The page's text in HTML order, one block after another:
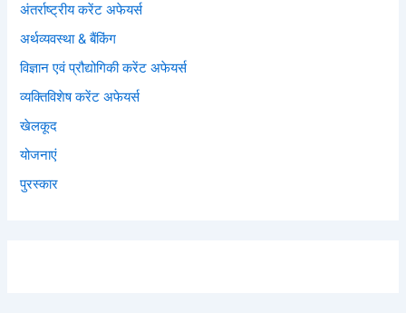
अंतर्राष्ट्रीय करेंट अफेयर्स
अर्थव्यवस्था & बैंकिंग
विज्ञान एवं प्रौद्योगिकी करेंट अफेयर्स
व्यक्तिविशेष करेंट अफेयर्स
खेलकूद
योजनाएं
पुरस्कार